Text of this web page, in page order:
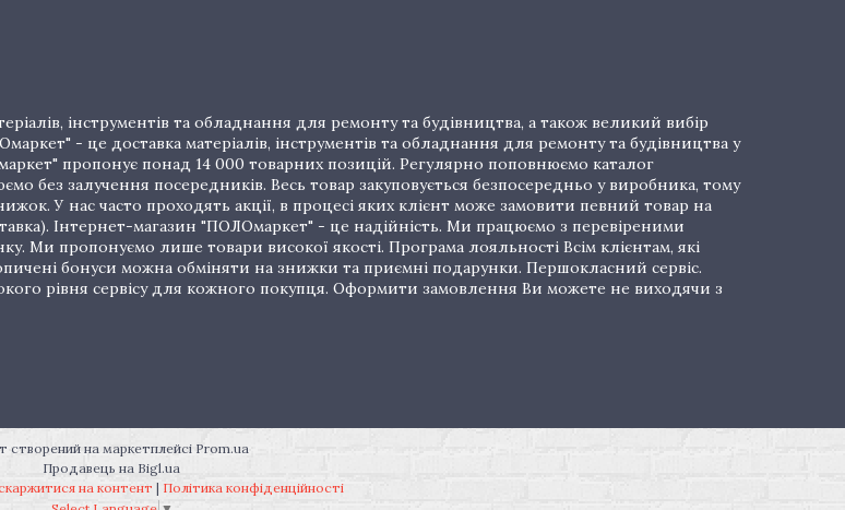
інструментів та обладнання для ремонту та будівництва, а також великий вибір
- це доставка матеріалів, інструментів та обладнання для ремонту та будівництва у
пропонує понад 14 000 товарних позицій. Регулярно поповнюємо каталог
залучення посередників. Весь товар закуповується безпосередньо у виробника, тому
У нас часто проходять акції, в процесі яких клієнт може замовити певний товар на
Інтернет-магазин "ПОЛОмаркет" - це надійність. Ми працюємо з перевіреними
Ми пропонуємо лише товари високої якості. Програма лояльності Всім клієнтам, які
бонуси можна обміняти на знижки та приємні подарунки. Першокласний сервіс.
рівня сервісу для кожного покупця. Оформити замовлення Ви можете не виходячи з
створений на маркетплейсі Prom.ua
Продавець на Bigl.ua
на контент | Політика конфіденційності